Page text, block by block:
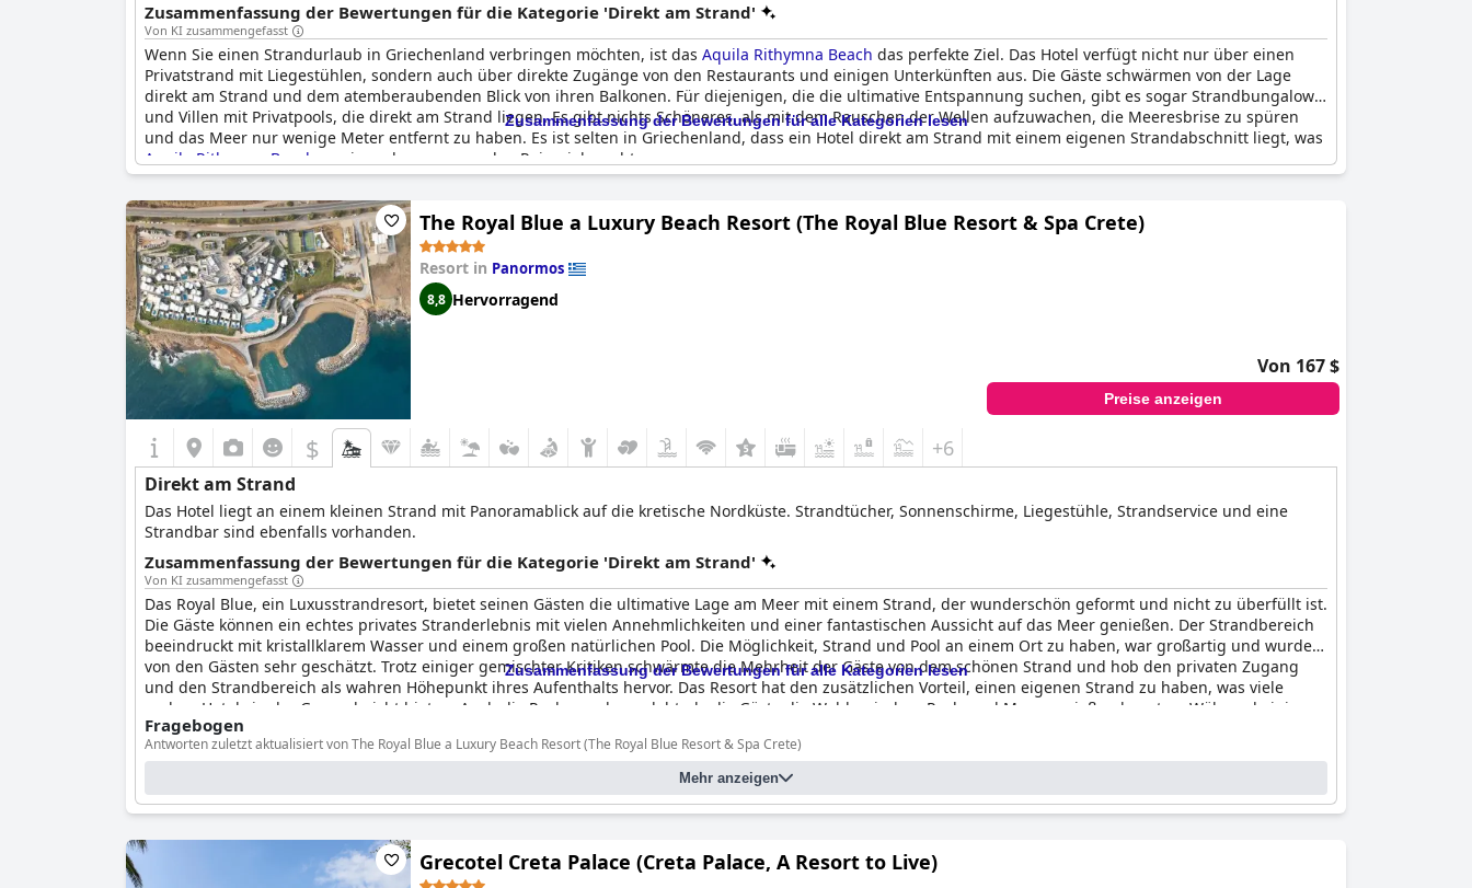
Zusammenfassung der Bewertungen für die Kategorie 'Direkt am Strand'
Von KI zusammengefasst
Wenn Sie einen Strandurlaub in Griechenland verbringen möchten, ist das Aquila Rithymna Beach das perfekte Ziel. Das Hotel verfügt nicht nur über einen
Privatstrand mit Liegestühlen, sondern auch über direkte Zugänge von den Restaurants und einigen Unterkünften aus. Die Gäste schwärmen von der Lage
direkt am Strand und dem atemberaubenden Blick von ihren Balkonen. Für diejenigen, die die ultimative Entspannung suchen, gibt es sogar Strandbungalows
und Villen mit Privatpools, die direkt am Strand liegen. Es gibt nichts Schöneres, als mit dem Rauschen der Wellen aufzuwachen, die Meeresbrise zu spüren
und das Meer nur wenige Meter entfernt zu haben. Es ist selten in Griechenland, dass ein Hotel direkt am Strand mit einem eigenen Strandabschnitt liegt, was
Aquila Rithymna Beach
zu einem herausragenden Reiseziel macht.
Zusammenfassung der Bewertungen für alle Kategorien lesen
The Royal Blue a Luxury Beach Resort (The Royal Blue Resort & Spa Crete)
Resort in Panormos
8,8 Hervorragend
Von 167 $
Preise anzeigen
$ +6
Direkt am Strand
Das Hotel liegt an einem kleinen Strand mit Panoramablick auf die kretische Nordküste. Strandtücher, Sonnenschirme, Liegestühle, Strandservice und eine
Strandbar sind ebenfalls vorhanden.
Zusammenfassung der Bewertungen für die Kategorie 'Direkt am Strand'
Von KI zusammengefasst
Das Royal Blue, ein Luxusstrandresort, bietet seinen Gästen die ultimative Lage am Meer mit einem Strand, der wunderschön geformt und nicht zu überfüllt ist.
Die Gäste können ein echtes privates Stranderlebnis mit vielen Annehmlichkeiten und einer fantastischen Aussicht auf das Meer genießen. Der Strandbereich
beeindruckt mit kristallklarem Wasser und einem großen natürlichen Pool. Die Möglichkeit, Strand und Pool an einem Ort zu haben, war großartig und wurde
von den Gästen sehr geschätzt. Trotz einiger gemischter Kritiken schwärmte die Mehrheit der Gäste von dem schönen Strand und hob den privaten Zugang
und den Strandbereich als wahren Höhepunkt ihres Aufenthalts hervor. Das Resort hat den zusätzlichen Vorteil, einen eigenen Strand zu haben, was viele
andere Hotels in der Gegend nicht bieten. Auch die Pools wurden gelobt, da die Gäste die Wahl zwischen Pools und Meer genießen konnten. Während einige
Gäste die Authentizität des Strandes bemängelten, hatten sie insgesamt einen fantastischen Aufenthalt und waren begeistert von der Erfahrung des Strandes.
Zusammenfassung der Bewertungen für alle Kategorien lesen
Fragebogen
Antworten zuletzt aktualisiert von The Royal Blue a Luxury Beach Resort (The Royal Blue Resort & Spa Crete)
Gar nichts. Der Strand ist direkt vom Hotel aus zugänglich.
Wie heißt der Strand? Royal Blue Resort
Wie ist die Beschaffenheit des Strandes? Sand
Mehr anzeigen
Grecotel Creta Palace (Creta Palace, A Resort to Live)